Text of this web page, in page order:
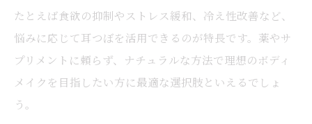
たとえば食欲の抑制やストレス緩和、冷え性改善など、
悩みに応じて耳つぼを活用できるのが特長です。薬やサ
プリメントに頼らず、ナチュラルな方法で理想のボディ
メイクを目指したい方に最適な選択肢といえるでしょ
う。